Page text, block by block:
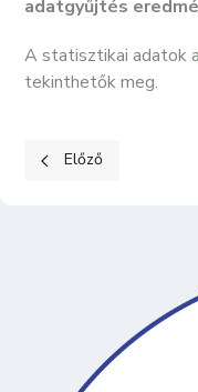
adatgyűjtés
A statisztikai adatok a
tekinthetők meg.
Előző cikk:
Előző